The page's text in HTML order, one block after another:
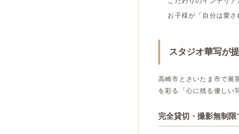
お子様が「自分は愛
スタジオ華写が
高崎市とさいたま市で展
を彩る「心に残る優しい
完全貸切・撮影無制